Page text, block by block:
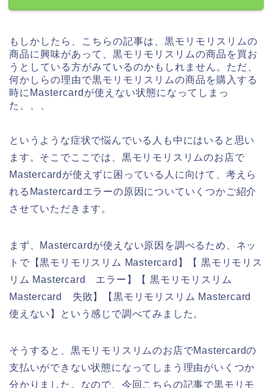
もしかしたら、こちらの記事は、黒モリモリスリムの
商品に興味があって、黒モリモリスリムの商品を買お
うとしている方がみているのかもしれません。ただ、
何かしらの理由で黒モリモリスリムの商品を購入する
時にMastercardが使えない状態になってしまっ
た、、、
というような症状で悩んでいる人も中にはいると思い
ます。そこでここでは、黒モリモリスリムのお店で
Mastercardが使えずに困っている人に向けて、考えら
れるMastercardエラーの原因についていくつかご紹介
させていただきます。
まず、Mastercardが使えない原因を調べるため、ネッ
トで【黒モリモリスリム Mastercard】【 黒モリモリス
リム Mastercard エラー】【 黒モリモリスリム
Mastercard 失敗】【黒モリモリスリム Mastercard
使えない】という感じで調べてみました。
そうすると、黒モリモリスリムのお店でMastercardの
支払いができない状態になってしまう理由がいくつか
分かりました。なので、今回こちらの記事で黒モリモ